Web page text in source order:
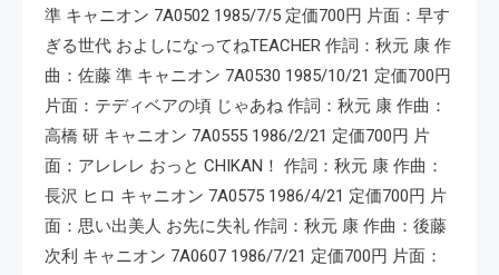
準 キャニオン 7A0502 1985/7/5 定価700円 片面：早す
ぎる世代 およしになってねTEACHER 作詞：秋元 康 作
曲：佐藤 準 キャニオン 7A0530 1985/10/21 定価700円
片面：テディベアの頃 じゃあね 作詞：秋元 康 作曲：
高橋 研 キャニオン 7A0555 1986/2/21 定価700円 片
面：アレレレ おっと CHIKAN！ 作詞：秋元 康 作曲：
長沢 ヒロ キャニオン 7A0575 1986/4/21 定価700円 片
面：思い出美人 お先に失礼 作詞：秋元 康 作曲：後藤
次利 キャニオン 7A0607 1986/7/21 定価700円 片面：